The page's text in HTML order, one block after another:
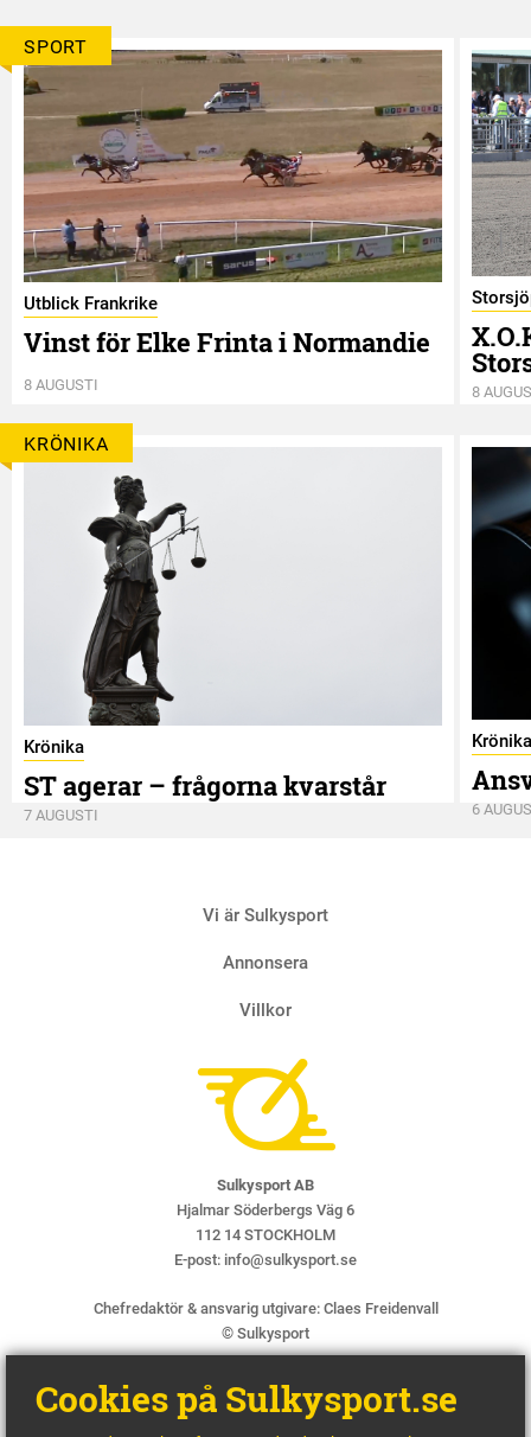
SPORT
Utblick Frankrike
Vinst för Elke Frinta i Normandie
8 AUGUSTI 8
KRÖNIKA
Krönika
ST agerar – frågorna kvarstår
7 AUGUSTI
Krönika
6
Vi är Sulkysport
Annonsera
Villkor
Sulkysport AB
Hjalmar Söderbergs Väg 6
112 14 STOCKHOLM
E-post: info@sulkysport.se
Chefredaktör & ansvarig utgivare: Claes Freidenvall
© Sulkysport
Cookies på Sulkysport.se